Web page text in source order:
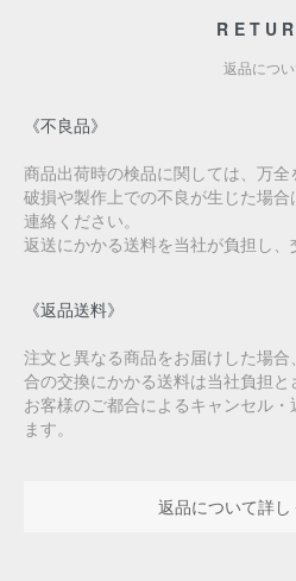
返品につ
《不良品》
商品出荷時の検品に関しては、万
破損や製作上での不良が生じた場
連絡ください。
返送にかかる送料を当社が負担し、
《返品送料》
注文と異なる商品をお届けした場
合の交換にかかる送料は当社負担と
お客様のご都合によるキャンセル
ます。
返品について詳し